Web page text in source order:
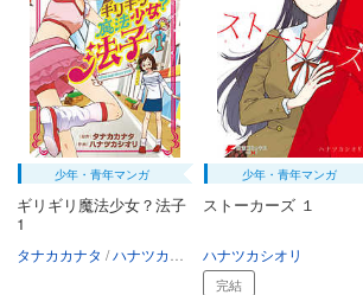
少年・青年マンガ
ギリギリ魔法少女？法子
1
タナカカナタ ハナツカシオリ
少年・青年マンガ
ストーカーズ １
ハナツカシオリ
完結